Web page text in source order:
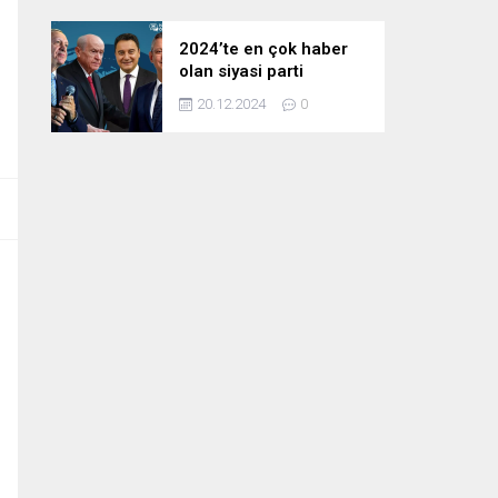
2024’te en çok haber
olan siyasi parti
liderleri! Zirvedeki isim
fark attı
20.12.2024 0